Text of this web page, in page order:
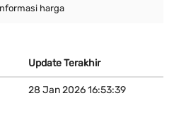
harga
Update Terakhir
28 Jan 2026 16:53:39